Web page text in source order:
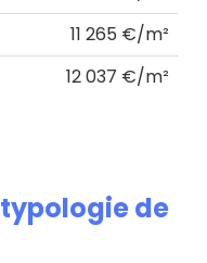
11 265 €/m²
12 037 €/m²
typologie de